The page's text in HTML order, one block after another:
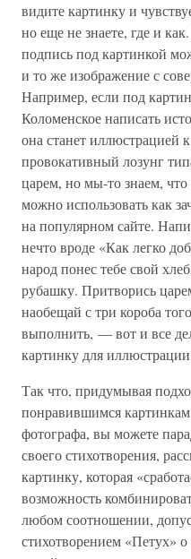
видите картинку и
но еще не знаете, где и
подпись под картинкой
и то же изображение с
Например, если под
Коломенское написать
она станет иллюстрацией
провокативный лозунг
царем, но мы-то знаем,
можно использовать как
на популярном сайте.
нечто вроде «Как легко
народ понес тебе свой
рубашку. Притворись
наобещай с три короба
выполнить, — вот и все
картинку для
Так что, придумывая
понравившимся
фотографа, вы можете
своего стихотворения,
картинку, которая
возможность
любом соотношении,
стихотворением «Петух» о